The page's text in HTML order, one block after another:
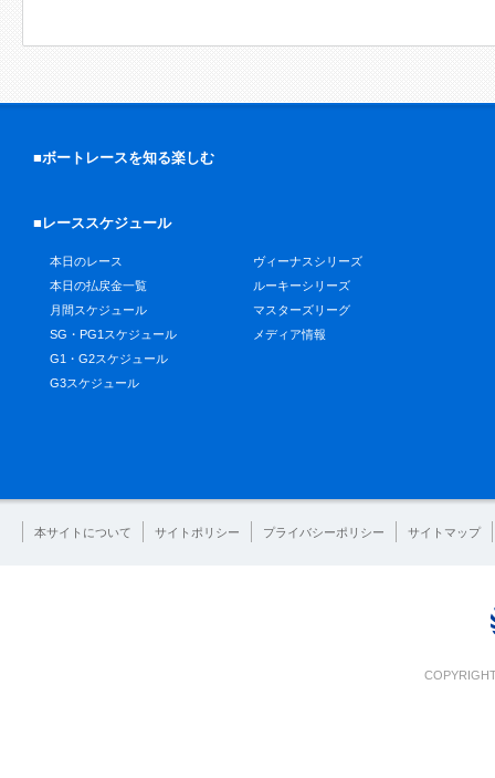
■ボートレースを知る楽しむ
■レーススケジュール
本日のレース
本日の払戻金一覧
月間スケジュール
SG・PG1スケジュール
G1・G2スケジュール
G3スケジュール
ヴィーナスシリーズ
ルーキーシリーズ
マスターズリーグ
メディア情報
本サイトについて サイトポリシー プライバシーポリシー サイトマップ